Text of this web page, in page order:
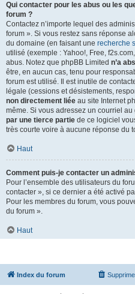
Qui contacter pour les abus ou les
forum ?
Contactez n’importe lequel des
forum ». Si vous restez sans réponse
du domaine (en faisant une recherche
utilisé (exemple : Yahoo!, Free,
abus. Notez que phpBB Limited n’a
être, en aucun cas, tenu pour
forum est utilisé. Il est inutile de
légale (cessions et désistements,
non directement liée au site Internet
même. Si vous adressez un courriel
par une tierce partie de ce logiciel
très courte voire à aucune réponse du
Haut
Comment puis-je contacter un
Pour l’ensemble des utilisateurs du
contacter », si ce dernier a été activé
Pour les membres du forum, vous
du forum ».
Haut
Index du forum